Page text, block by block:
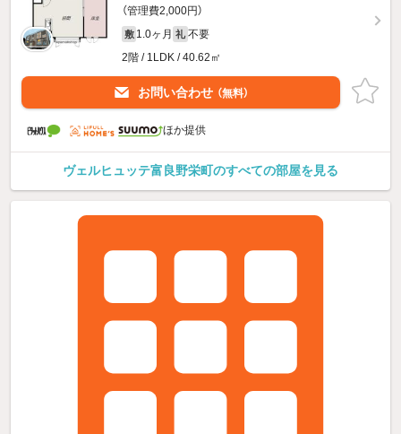
（管理費2,000円）
敷 1.0ヶ月 礼 不要
2階 / 1LDK / 40.62㎡
お問い合わせ （無料）
ほか提供
ヴェルヒュッテ富良野栄町のすべての部屋を見る